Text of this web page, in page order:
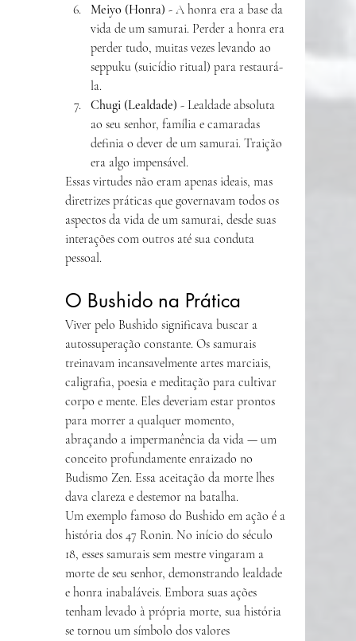
Meiyo (Honra) - A honra era a base da
vida de um samurai. Perder a honra era
perder tudo, muitas vezes levando ao
seppuku (suicídio ritual) para restaurá-
la.
Chugi (Lealdade) - Lealdade absoluta
ao seu senhor, família e camaradas
definia o dever de um samurai. Traição
era algo impensável.
Essas virtudes não eram apenas ideais, mas
diretrizes práticas que governavam todos os
aspectos da vida de um samurai, desde suas
interações com outros até sua conduta
pessoal.
O Bushido na Prática
Viver pelo Bushido significava buscar a
autossuperação constante. Os samurais
treinavam incansavelmente artes marciais,
caligrafia, poesia e meditação para cultivar
corpo e mente. Eles deveriam estar prontos
para morrer a qualquer momento,
abraçando a impermanência da vida — um
conceito profundamente enraizado no
Budismo Zen. Essa aceitação da morte lhes
dava clareza e destemor na batalha.
Um exemplo famoso do Bushido em ação é a
história dos 47 Ronin. No início do século
18, esses samurais sem mestre vingaram a
morte de seu senhor, demonstrando lealdade
e honra inabaláveis. Embora suas ações
tenham levado à própria morte, sua história
se tornou um símbolo dos valores